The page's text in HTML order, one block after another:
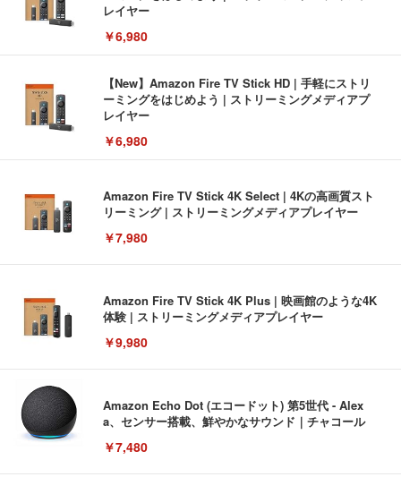
レイヤー
￥6,980
【New】Amazon Fire TV Stick HD | 手軽にストリ
ーミングをはじめよう | ストリーミングメディアプ
レイヤー
￥6,980
Amazon Fire TV Stick 4K Select | 4Kの高画質スト
リーミング | ストリーミングメディアプレイヤー
￥7,980
Amazon Fire TV Stick 4K Plus | 映画館のような4K
体験 | ストリーミングメディアプレイヤー
￥9,980
Amazon Echo Dot (エコードット) 第5世代 - Alex
a、センサー搭載、鮮やかなサウンド｜チャコール
￥7,480